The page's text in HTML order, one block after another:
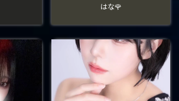
はな🌹